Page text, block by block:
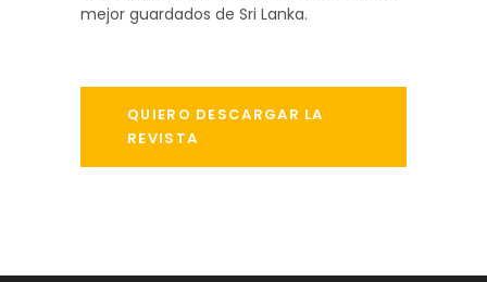
mejor guardados de Sri Lanka.
QUIERO DESCARGAR LA
REVISTA